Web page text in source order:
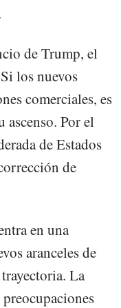
de Trump, el
los nuevos
comerciales, es
Por el
de Estados
de
en una
aranceles de
La